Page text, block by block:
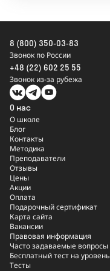
8 (800) 350-03-83
Звонок по России
+48 (22) 602 25 55
Звонок из-за рубежа
О нас
О школе
Блог
Контакты
Методика
Преподаватели
Отзывы
Цены
Акции
Оплата
Подарочный сертификат
Карта сайта
Вакансии
Правовая информация
Часто задаваемые вопросы
Бесплатный тест на уровень
Тесты